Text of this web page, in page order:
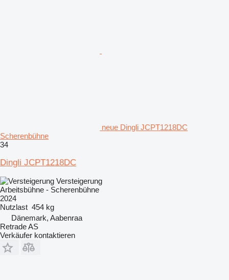
neue Dingli JCPT1218DC
Scherenbühne
34
Dingli JCPT1218DC
Versteigerung
Arbeitsbühne - Scherenbühne
2024
Nutzlast 454 kg
Dänemark, Aabenraa
Retrade AS
Verkäufer kontaktieren